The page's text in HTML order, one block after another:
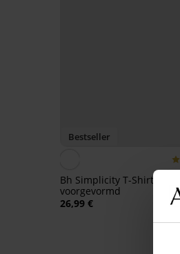
Bestseller
Bh Simplicity T-Shirt Bra
voorgevormd
26,99 €